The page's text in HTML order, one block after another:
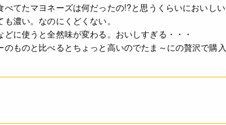
* 調味料(アミノ酸)不使用
* 平飼いタマゴのマヨネー
うに飼育した鶏から採れ
べてたマヨネーズは何だったの!?と思うくらいにおいしい
も濃い。なのにくどくない。
どに使うと全然味が変わる。おいしすぎる・・・
のものと比べるとちょっと高いのでたま～にの贅沢で購入